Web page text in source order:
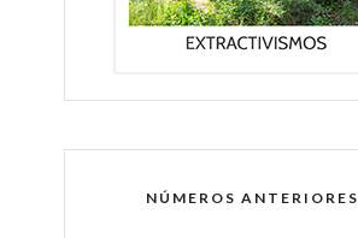
NÚMEROS ANTERIORES